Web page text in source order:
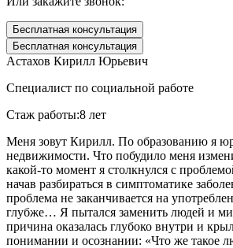
Бесплатная консультация
Бесплатная консультация
Астахов Кирилл Юрьевич
Специалист по социальной работе
Стаж работы:8 лет
Меня зовут Кирилл. По образованию я
недвижимости. Что побудило меня
какой-то момент я столкнулся с
начав разбираться в симптоматике
проблема не заканчивается на
глубже… Я пытался заменить людей и
причина оказалась глубоко внутри и
понимании и осознании: «Что же такое